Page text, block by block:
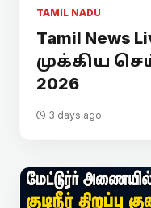
TAMIL NADU
Tamil
முக்கிய
2026
3 days ago